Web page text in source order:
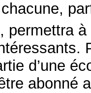
permettra
d’une
abonné